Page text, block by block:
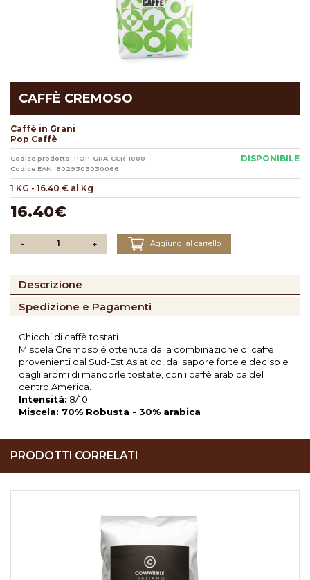
CAFFÈ CREMOSO
Caffè in Grani
Pop Caffè
Codice prodotto: POP-GRA-CCR-1000
Codice EAN: 8029303030066
DISPONIBILE
1 KG - 16.40 € al Kg
16.40€
- + Aggiungi al carrello
Descrizione
Spedizione e Pagamenti
Chicchi di caffè tostati.
Miscela Cremoso è ottenuta dalla combinazione di caffè
provenienti dal Sud-Est Asiatico, dal sapore forte e deciso e
dagli aromi di mandorle tostate, con i caffè arabica del
centro America.
Intensità: 8/10
Miscela: 70% Robusta - 30% arabica
PRODOTTI CORRELATI